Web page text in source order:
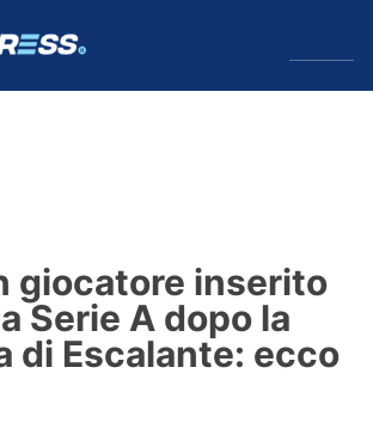
giocatore inserito
Serie A dopo la
di Escalante: ecco